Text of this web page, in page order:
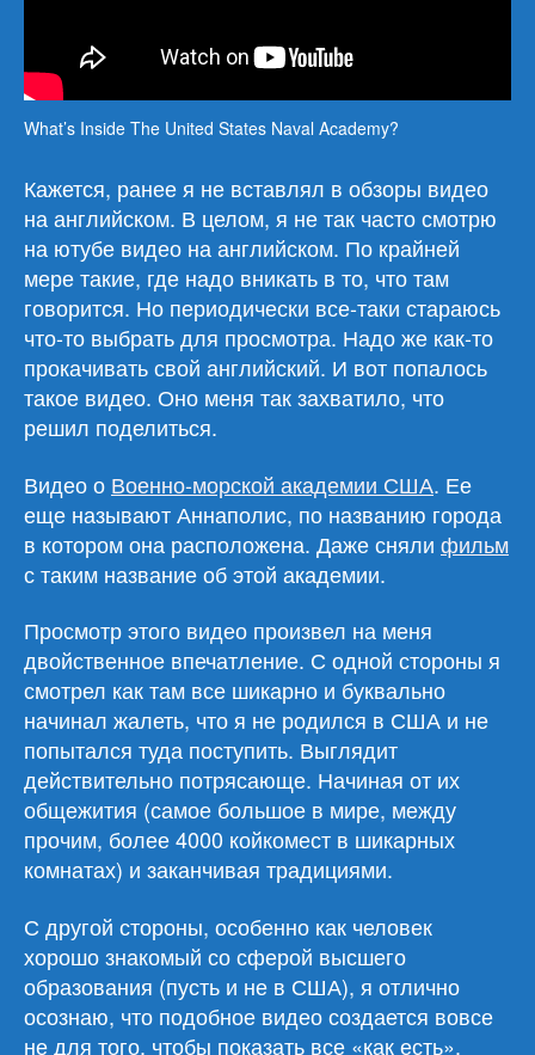
What’s Inside The United States Naval Academy?
Кажется, ранее я не вставлял в обзоры видео
на английском. В целом, я не так часто смотрю
на ютубе видео на английском. По крайней
мере такие, где надо вникать в то, что там
говорится. Но периодически все-таки стараюсь
что-то выбрать для просмотра. Надо же как-то
прокачивать свой английский. И вот попалось
такое видео. Оно меня так захватило, что
решил поделиться.
Видео о Военно-морской академии США. Ее
еще называют Аннаполис, по названию города
в котором она расположена. Даже сняли фильм
с таким название об этой академии.
Просмотр этого видео произвел на меня
двойственное впечатление. С одной стороны я
смотрел как там все шикарно и буквально
начинал жалеть, что я не родился в США и не
попытался туда поступить. Выглядит
действительно потрясающе. Начиная от их
общежития (самое большое в мире, между
прочим, более 4000 койкомест в шикарных
комнатах) и заканчивая традициями.
С другой стороны, особенно как человек
хорошо знакомый со сферой высшего
образования (пусть и не в США), я отлично
осознаю, что подобное видео создается вовсе
не для того, чтобы показать все «как есть».